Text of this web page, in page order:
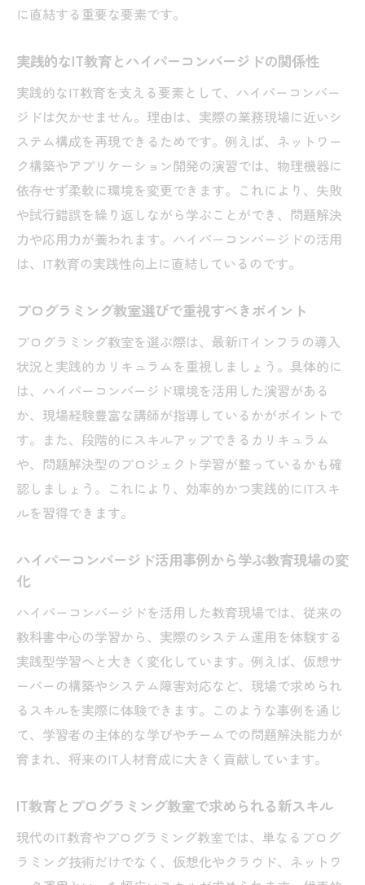
IT教育で身につく現場で役立つスキルとは
成の第一歩
ITインフラ管理技術が求められる理由
新しいキャリア形成に必要なIT教育の視点
兵庫区で注目されるIT教育の最新動向
兵庫区で増える最新プログラミング教室の
特徴
IT教育の進化に伴う学びの変化と対応法
ハイパーコンバージド導入の現場から見る
プログラミング教室が注目される理由と背
IT教育現場で話題の最新トレンドとは
地域で広がるIT教育とプログラミング教室
の連携
最新技術を実務へ活かす学びのポイントとは
ハイパーコンバージドを実務で活かすため
の学び方
プログラミング教室で身につく実践型ITス
最新技術を学ぶことで得られる現場力とは
現場で役立つプログラミング教室のカリキ
IT教育で最新技術を確実に習得する方法
効率的なスキル習得に適した学習環境とは
効率的なスキル習得を促すプログラミング
教室
違い
IT教育における最適な学習環境の条件
プログラミング教室選びで重視したい学び
に直結する重要な要素です。
実践的なIT教育とハイパーコンバージドの関係性
実践的なIT教育を支える要素として、ハイパーコンバー
ジドは欠かせません。理由は、実際の業務現場に近いシ
ステム構成を再現できるためです。例えば、ネットワー
ク構築やアプリケーション開発の演習では、物理機器に
依存せず柔軟に環境を変更できます。これにより、失敗
や試行錯誤を繰り返しながら学ぶことができ、問題解決
力や応用力が養われます。ハイパーコンバージドの活用
は、IT教育の実践性向上に直結しているのです。
プログラミング教室選びで重視すべきポイント
プログラミング教室を選ぶ際は、最新ITインフラの導入
状況と実践的カリキュラムを重視しましょう。具体的に
は、ハイパーコンバージド環境を活用した演習がある
か、現場経験豊富な講師が指導しているかがポイントで
す。また、段階的にスキルアップできるカリキュラム
や、問題解決型のプロジェクト学習が整っているかも確
認しましょう。これにより、効率的かつ実践的にITスキ
ルを習得できます。
ハイパーコンバージド活用事例から学ぶ教育現場の変
化
ハイパーコンバージドを活用した教育現場では、従来の
教科書中心の学習から、実際のシステム運用を体験する
実践型学習へと大きく変化しています。例えば、仮想サ
ーバーの構築やシステム障害対応など、現場で求められ
るスキルを実際に体験できます。このような事例を通じ
て、学習者の主体的な学びやチームでの問題解決能力が
育まれ、将来のIT人材育成に大きく貢献しています。
IT教育とプログラミング教室で求められる新スキル
現代のIT教育やプログラミング教室では、単なるプログ
ラミング技術だけでなく、仮想化やクラウド、ネットワ